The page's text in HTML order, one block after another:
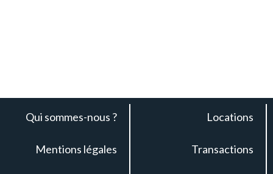
Qui sommes-nous ?
Mentions légales
Locations
Transactions